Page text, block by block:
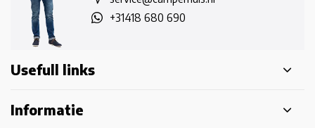
+31418 680 690
Usefull links
Informatie